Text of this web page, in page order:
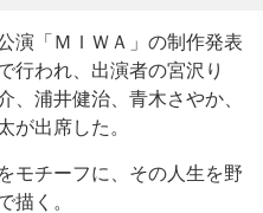
演「ＭＩＷＡ」の制作発表
行われ、出演者の宮沢り
、浦井健治、青木さやか、
が出席した。
モチーフに、その人生を野
描く。